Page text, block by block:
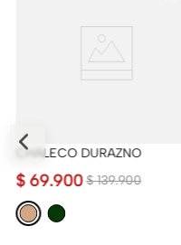
CHALECO DURAZNO
$ 139.900
$ 69.900